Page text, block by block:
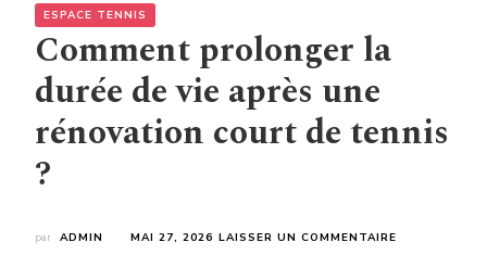
ESPACE TENNIS
Comment prolonger la
durée de vie après une
rénovation court de tennis
?
par ADMIN MAI 27, 2026 LAISSER UN COMMENTAIRE